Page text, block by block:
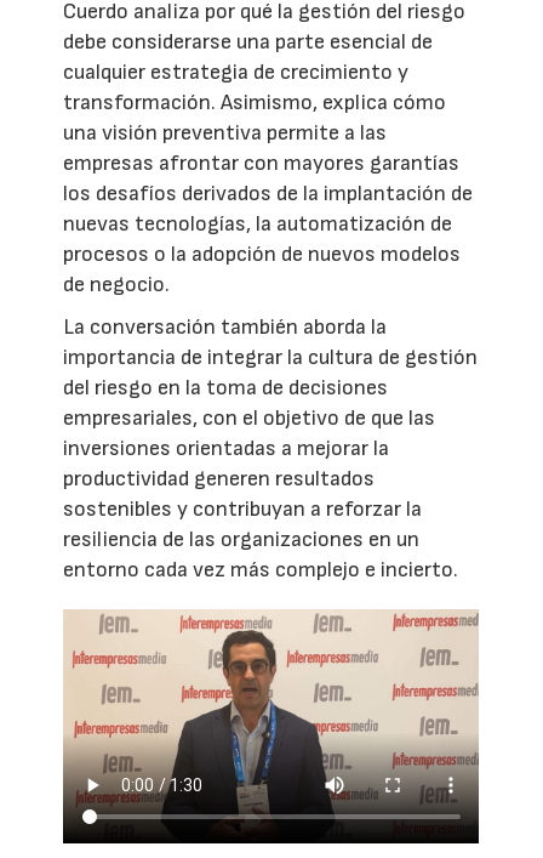
Cuerdo analiza por qué la gestión del riesgo
debe considerarse una parte esencial de
cualquier estrategia de crecimiento y
transformación. Asimismo, explica cómo
una visión preventiva permite a las
empresas afrontar con mayores garantías
los desafíos derivados de la implantación de
nuevas tecnologías, la automatización de
procesos o la adopción de nuevos modelos
de negocio.
La conversación también aborda la
importancia de integrar la cultura de gestión
del riesgo en la toma de decisiones
empresariales, con el objetivo de que las
inversiones orientadas a mejorar la
productividad generen resultados
sostenibles y contribuyan a reforzar la
resiliencia de las organizaciones en un
entorno cada vez más complejo e incierto.